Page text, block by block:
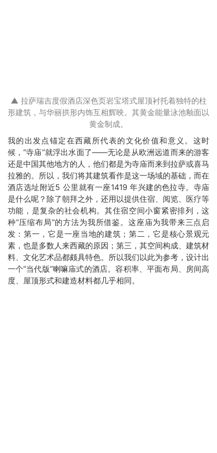
▲ 拉萨瑞吉度假酒店深色页岩宝塔式屋顶衬托着独特的柱
形建筑，与华丽拱形内饰互相辉映。其黄金能量泳池釉面以
黄金制成。
我的出发点锚定在西藏所代表的文化价值和意义。这时
候，“寺庙”就浮出水面了——无论是从欧洲远道而来的游客
还是中国其他地方的人，他们都是为寺庙而来到拉萨或喜马
拉雅的。所以，我们将其建筑看作是这一场域的基础，而在
酒店选址附近5 公里就有一座1419 年兴建的色拉寺。寺庙
是什么呢？除了朝拜之外，还用以提供住宿、阅览、医疗等
功能，是复杂的社会机构。其住宿空间小窗紧密排列，这
种“压缩布局”的方法为我所借鉴。这座庙为我带来三点启
发：第一，它是一座当地的建筑；第二，它是核心景观元
素，也是多数人来西藏的原因；第三，其空间构成、建筑材
料、文化艺术品都颇具特色。所以我们以此为参考，设计出
一个“当代版”喇嘛庙式的酒店。容积率、平面布局、房间高
度、屋顶形式和建造材料都几乎相同。